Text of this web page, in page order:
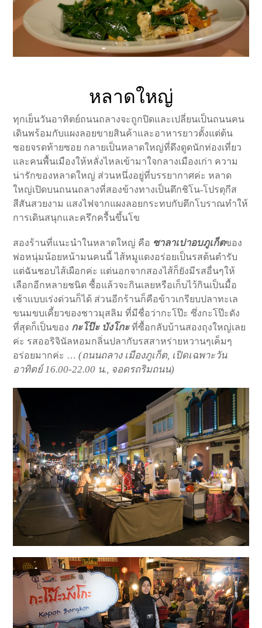
หลาดใหญ่
ทุกเย็นวันอาทิตย์ถนนถลางจะถูกปิดและเปลี่ยนเป็นถนนคน
เดินพร้อมกับแผงลอยขายสินค้าและอาหารยาวตั้งแต่ต้น
ซอยจรดท้ายซอย กลายเป็นหลาดใหญ่ที่ดึงดูดนักท่องเที่ยว
และคนพื้นเมืองให้หลั่งไหลเข้ามาใจกลางเมืองเก่า ความ
น่ารักของหลาดใหญ่ ส่วนหนึ่งอยู่ที่บรรยากาศค่ะ หลาด
ใหญ่เปิดบนถนนถลางที่สองข้างทางเป็นตึกชิโน-โปรตุกีส
สีสันสวยงาม แสงไฟจากแผงลอยกระทบกับตึกโบราณทำให้
การเดินสนุกและครึกครื้นขึ้นโข
สองร้านที่แนะนำในหลาดใหญ่ คือ ซาลาเปาอบภูเก็ตของ
พ่อหนุ่มน้อยหน้ามนคนนี้ ไส้หมูแดงอร่อยเป็นรสต้นตำรับ
แต่ฉันชอบไส้เผือกค่ะ แต่นอกจากสองไส้ก็ยังมีรสอื่นๆให้
เลือกอีกหลายชนิด ซื้อแล้วจะกินเลยหรือเก็บไว้กินเป็นมื้อ
เช้าแบบเร่งด่วนก็ได้ ส่วนอีกร้านก็คือข้าวเกรียบปลาทะเล
ขนมขบเคี้ยวของชาวมุสลิม ที่มีชื่อว่ากะโป๊ะ ซึ่งกะโป๊ะดัง
ที่สุดก็เป็นของ กะโป๊ะ บังโกะที่ซื้อกลับบ้านสองถุงใหญ่เลย
ค่ะ รสออริจินัลหอมกลิ่นปลากับรสสาหร่ายหวานๆเค็มๆ
อร่อยมากค่ะ …(ถนนถลาง เมืองภูเก็ต, เปิดเฉพาะวัน
อาทิตย์ 16.00-22.00 น., จอดรถริมถนน)